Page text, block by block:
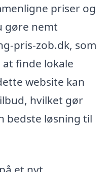
priser og
gøre nemt
pris-zob.dk, som
finde lokale
website kan
hvilket gør
bedste løsning til